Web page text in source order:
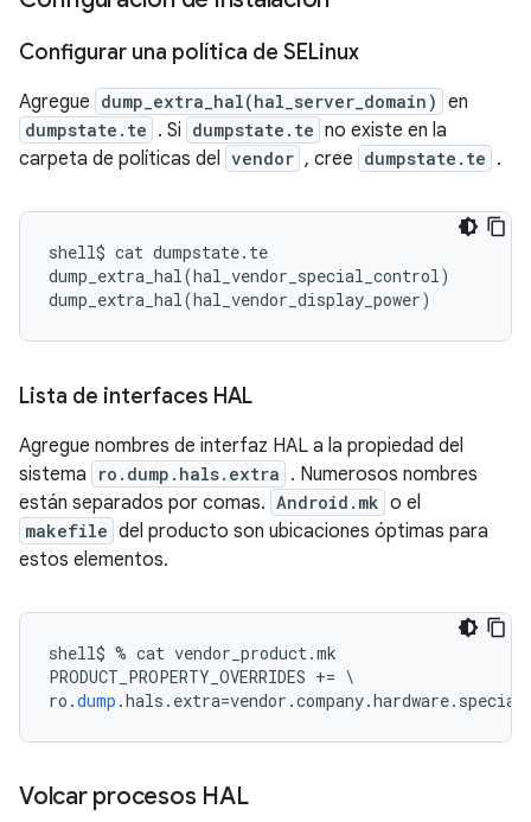
Configurar una política de SELinux
Agregue dump_extra_hal(hal_server_domain) en
dumpstate.te . Si dumpstate.te no existe en la
carpeta de políticas del vendor , cree dumpstate.te .
shell$ cat dumpstate. te
dump_extra_hal(hal_vendor_special_control)
dump_extra_hal(hal_vendor_display_power)
Lista de interfaces HAL
Agregue nombres de interfaz HAL a la propiedad del
sistema
ro.dump.hals.extra . Numerosos nombres
están separados por comas. Android.mk o el
makefile del producto son ubicaciones óptimas para
estos elementos.
shell$ % cat vendor_product.mk
PRODUCT_PROPERTY_OVERRIDES += \
ro .dump .hals . extra=vendor .company.hardware. special
Volcar procesos HAL